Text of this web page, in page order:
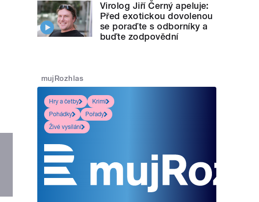
Virolog Jiří Černý apeluje:
Před exotickou dovolenou
se poraďte s odborníky a
buďte zodpovědní
mujRozhlas
Hry a četby
Krimi
Pohádky
Pořady
Živé vysílání